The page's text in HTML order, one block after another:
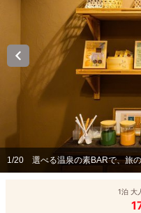
1/20 選べる温泉の素BARで、旅
1泊 大